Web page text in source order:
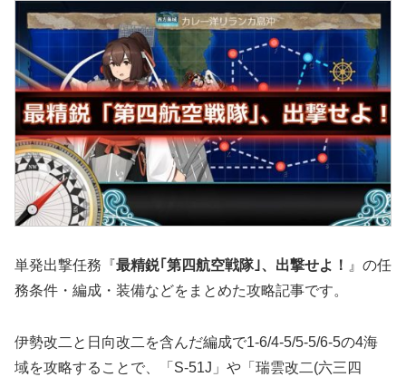
単発出撃任務『最精鋭｢第四航空戦隊｣、出撃せよ！ 』の任
務条件・編成・装備などをまとめた攻略記事です。
伊勢改二と日向改二を含んだ編成で1-6/4-5/5-5/6-5の4海
域を攻略することで、「S-51J」や「瑞雲改二(六三四